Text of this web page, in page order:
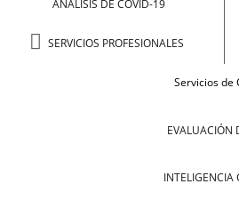
ANÁLISIS DE COVID-19
SERVICIOS PROFESIONALES
Servicios de
EVALUACIÓN
INTELIGENCIA